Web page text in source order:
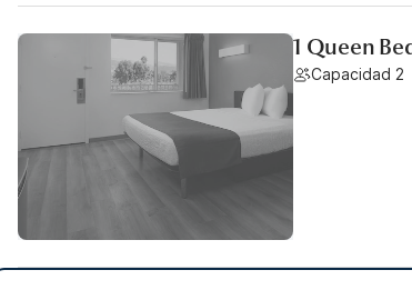
1 Queen
Capacidad 2